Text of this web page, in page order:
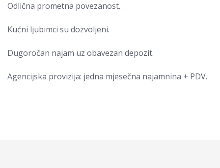
Odlična prometna povezanost.
Kućni ljubimci su dozvoljeni.
Dugoročan najam uz obavezan depozit.
Agencijska provizija: jedna mjesečna najamnina + PDV.